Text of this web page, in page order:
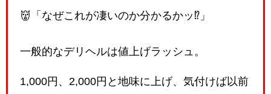
👹「なぜこれが凄いのか分かるかッ⁉️」
一般的なデリヘルは値上げラッシュ。
1,000円、2,000円と地味に上げ、気付けば以前